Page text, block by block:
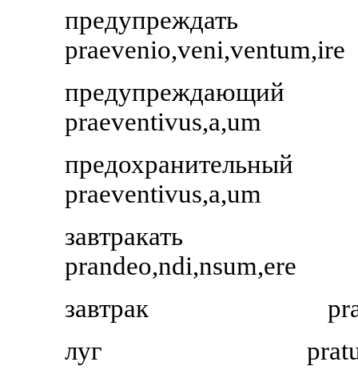
предупреждать
praevenio,veni,ventum,ire
предупреждающий
praeventivus,a,um
предохранительный
praeventivus,a,um
завтракать
prandeo,ndi,nsum,ere
завтрак
луг